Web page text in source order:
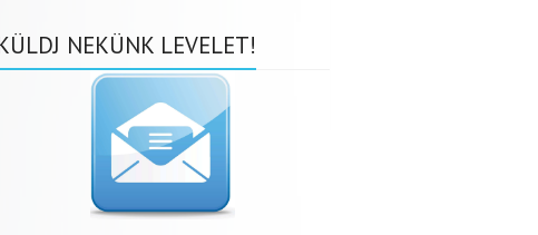
NEKÜNK LEVELET!